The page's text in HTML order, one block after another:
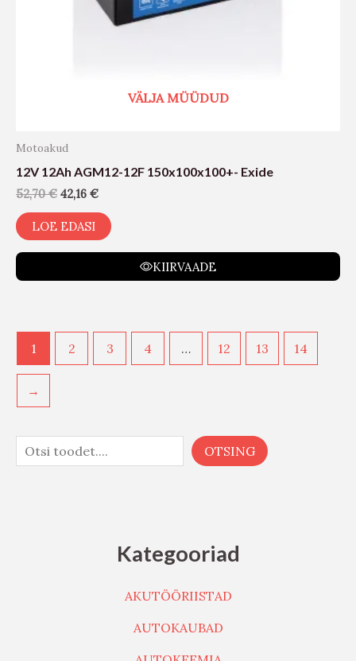
OTSING
Kategooriad
AKUTÖÖRIISTAD
AUTOKAUBAD
VÄLJA MÜÜDUD
Motoakud
12V 12Ah AGM12-12F 150x100x100+- Exide
52,70€ 42,16 €
LOE EDASI
KIIRVAADE
1 2 3 4 … 12 13 14
→